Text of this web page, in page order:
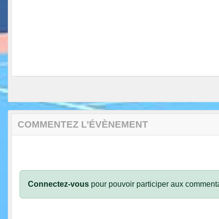
COMMENTEZ L’ÉVÈNEMENT
Connectez-vous pour pouvoir participer aux